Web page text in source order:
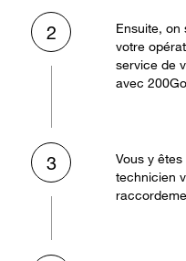
2
Ensuite, on
votre
service de
avec
3
Vous y
technicien